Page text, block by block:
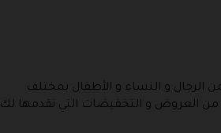
الرجال و النساء و الأطفال بمختلف
من العروض و التخفيضات التي نقدمها لك